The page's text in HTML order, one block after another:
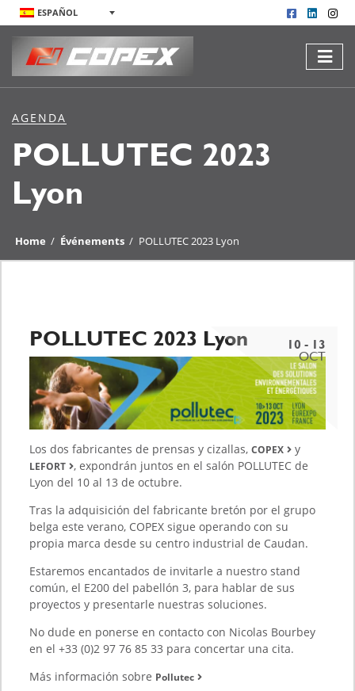
ESPAÑOL
AGENDA
POLLUTEC 2023
Lyon
Home / Événements / POLLUTEC 2023 Lyon
10 - 13
OCT
POLLUTEC 2023 Lyon
Los dos fabricantes de prensas y cizallas, COPEX y
LEFORT , expondrán juntos en el salón POLLUTEC de
Lyon del 10 al 13 de octubre.
Tras la adquisición del fabricante bretón por el grupo
belga este verano, COPEX sigue operando con su
propia marca desde su centro industrial de Caudan.
Estaremos encantados de invitarle a nuestro stand
común, el E200 del pabellón 3, para hablar de sus
proyectos y presentarle nuestras soluciones.
No dude en ponerse en contacto con Nicolas Bourbey
en el +33 (0)2 97 76 85 33 para concertar una cita.
Más información sobre Pollutec